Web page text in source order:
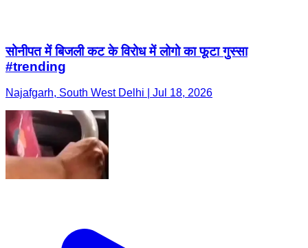
सोनीपत में बिजली कट के विरोध में लोगो का फूटा गुस्सा
#trending
Najafgarh, South West Delhi | Jul 18, 2026